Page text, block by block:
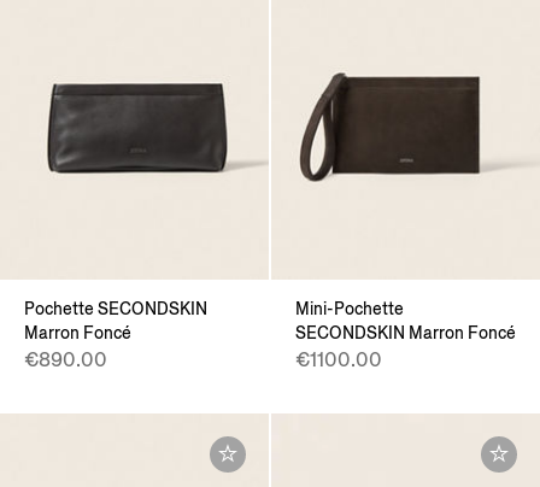
Pochette SECONDSKIN
Marron Foncé
€890.00
Mini-Pochette
SECONDSKIN Marron Foncé
€1100.00